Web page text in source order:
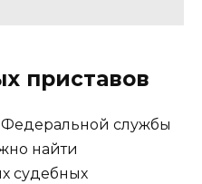
приставов
Федеральной службы
найти
судебных